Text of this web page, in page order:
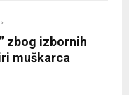
zbog izbornih
muškarca